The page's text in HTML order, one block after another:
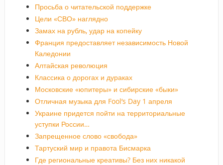
Просьба о читательской поддержке
Цели «СВО» наглядно
Замах на рубль, удар на копейку
Франция предоставляет независимость Новой
Каледонии
Алтайская революция
Классика о дорогах и дураках
Московские «юпитеры» и сибирские «быки»
Отличная музыка для Fool’s Day 1 апреля
Украине придется пойти на территориальные
уступки России…
Запрещенное слово «свобода»
Тартуский мир и правота Бисмарка
Где региональные креативы? Без них никакой